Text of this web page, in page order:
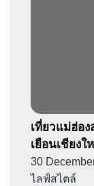
เที่ยวแม่ฮ่อ
เยือนเชียงใ
30
ไลฟ์สไตล์